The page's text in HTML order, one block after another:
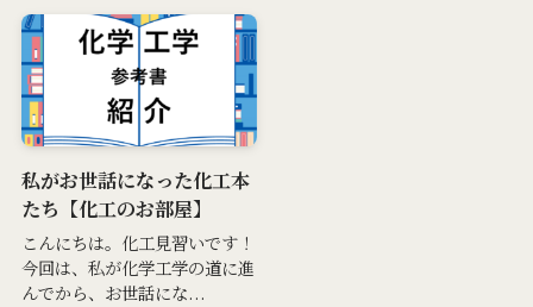
私がお世話になった化工本
たち【化工のお部屋】
こんにちは。化工見習いです！
今回は、私が化学工学の道に進
んでから、お世話にな...